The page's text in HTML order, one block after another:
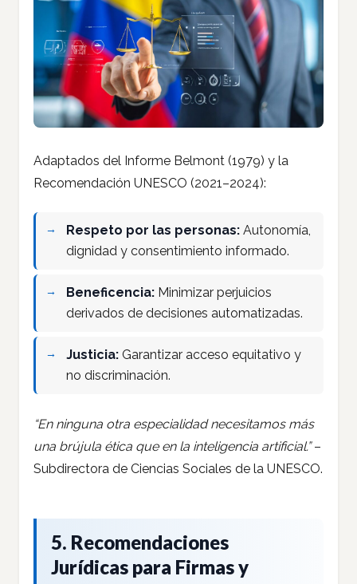
Adaptados del Informe Belmont (1979) y la
Recomendación UNESCO (2021–2024):
Respeto por las personas: Autonomía,
dignidad y consentimiento informado.
Beneficencia: Minimizar perjuicios
derivados de decisiones automatizadas.
Justicia: Garantizar acceso equitativo y
no discriminación.
“En ninguna otra especialidad necesitamos más
una brújula ética que en la inteligencia artificial.”–
Subdirectora de Ciencias Sociales de la UNESCO.
5. Recomendaciones
Jurídicas para Firmas y